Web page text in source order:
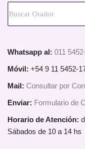
Whatsapp al: 011
Móvil: +54 9 11 5452-
Mail: Consultar por
Enviar: Formulario de
Horario de Atención:
Sábados de 10 a 14 hs